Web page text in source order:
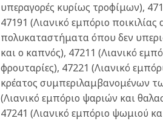
υπεραγορές κυρίως τροφίμων),
47191 (Λιανικό εμπόριο
πολυκαταστήματα όπου δεν
και ο καπνός), 47211 (Λιανικό
φρουταρίες), 47221 (Λιανικό
κρέατος συμπεριλαμβανομένων
(Λιανικό εμπόριο ψαριών και
47241 (Λιανικό εμπόριο ψωμιού